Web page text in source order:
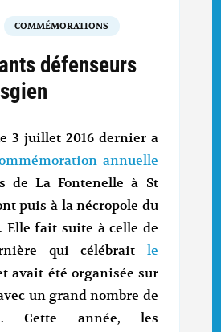
COMMÉMORATIONS
défenseurs
3 juillet 2016 dernier a
annuelle
de La Fontenelle à St
puis à la nécropole du
Elle fait suite à celle de
qui célébrait le
avait été organisée sur
un grand nombre de
Cette année, les